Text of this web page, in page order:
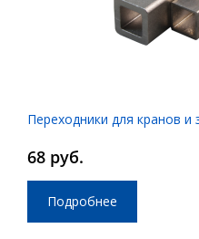
Переходники для кранов
68 руб.
Подробнее